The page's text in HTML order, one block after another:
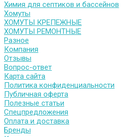
Химия для септиков и бассейнов
Хомуты
ХОМУТЫ КРЕПЕЖНЫЕ
ХОМУТЫ РЕМОНТНЫЕ
Разное
Компания
Отзывы
Вопрос-ответ
Карта сайта
Политика конфиденциальности
Публичная оферта
Полезные статьи
Спецпредложения
Оплата и доставка
Бренды